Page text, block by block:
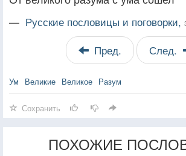
— Русские пословицы и поговорки,
Пред. След.
Ум Великие Великое Разум
Сохранить
ПОХОЖИЕ